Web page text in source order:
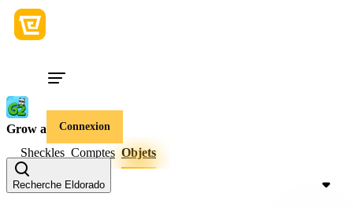
Connexion
Recherche Eldorado
Grow a Garden 2
Sheckles Comptes Objets
Items Type